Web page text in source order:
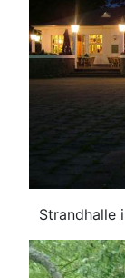
Strandhalle